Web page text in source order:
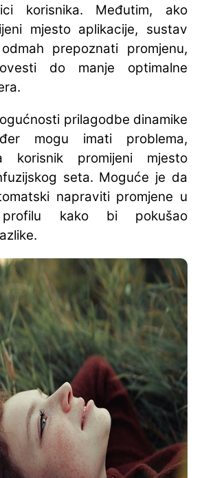
korisnika. Međutim, ako
mjesto aplikacije, sustav
prepoznati promjenu,
do manje optimalne
prilagodbe dinamike
mogu imati problema,
korisnik promijeni mjesto
seta. Moguće je da
napraviti promjene u
profilu kako bi pokušao